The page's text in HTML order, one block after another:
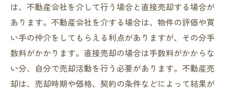
は、不動産会社を介して行う場合と直接売却する場合が
あります。不動産会社を介する場合は、物件の評価や買
い手の仲介をしてもらえる利点がありますが、その分手
数料がかかります。直接売却の場合は手数料がかからな
い分、自分で売却活動を行う必要があります。不動産売
却は、売却時期や価格、契約の条件などによって結果が